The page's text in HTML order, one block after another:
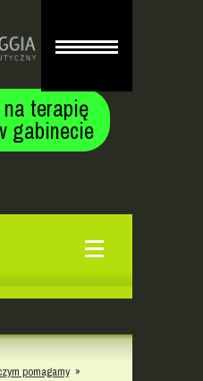
terapię
gabinecie
pomagamy »